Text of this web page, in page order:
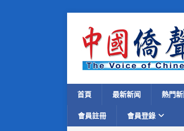
首頁 最新新闻 熱門
會員註冊 會員登錄